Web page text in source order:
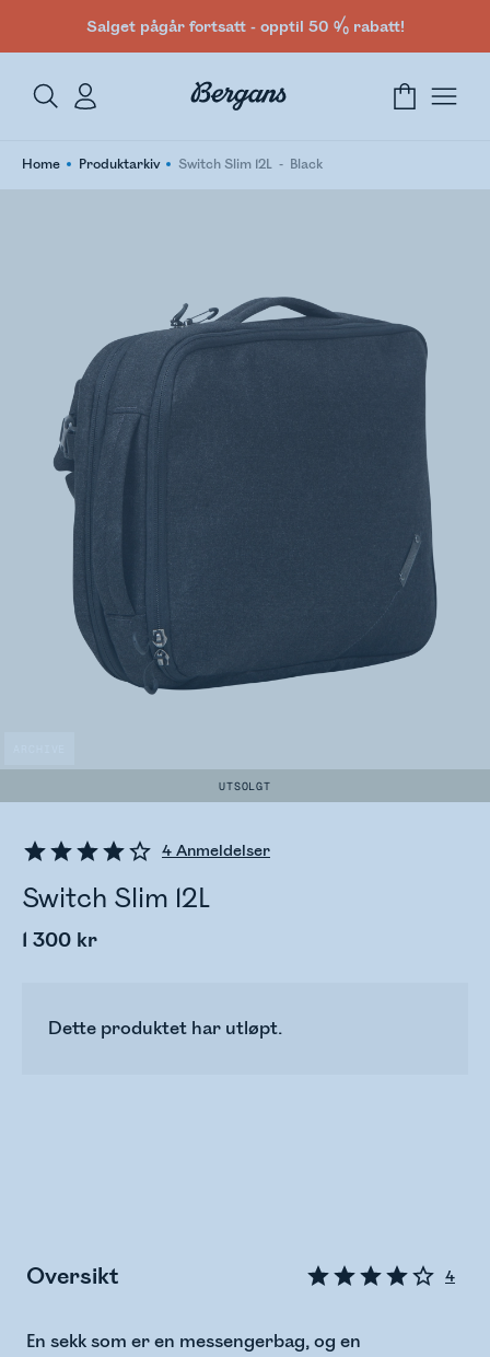
Salget pågår fortsatt - opptil 50 % rabatt!
Home Produktarkiv Switch Slim 12L Black
UTSOLGT
4 Anmeldelser
Switch Slim 12L
1 300 kr
Dette produktet har utløpt.
Oversikt 4
En sekk som er en messengerbag, og en